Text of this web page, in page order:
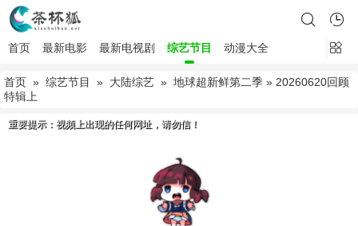
首页 最新电影 最新电视剧 综艺节目 动漫大全
首页 » 综艺节目 » 大陆综艺 » 地球超新鲜第二季 » 20260620回顾
特辑上